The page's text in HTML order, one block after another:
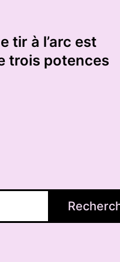
tir à l’arc est
trois potences